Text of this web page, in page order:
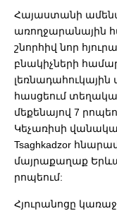
Հայաստանի
առողջարանային
շնորհիվ նոր
բնակիչների
հասցեում
մեքենայով 7
Կեչառիսի
Tsaghkadzor
մայրաքաղաք
րոպեում:
Հյուրանոցը